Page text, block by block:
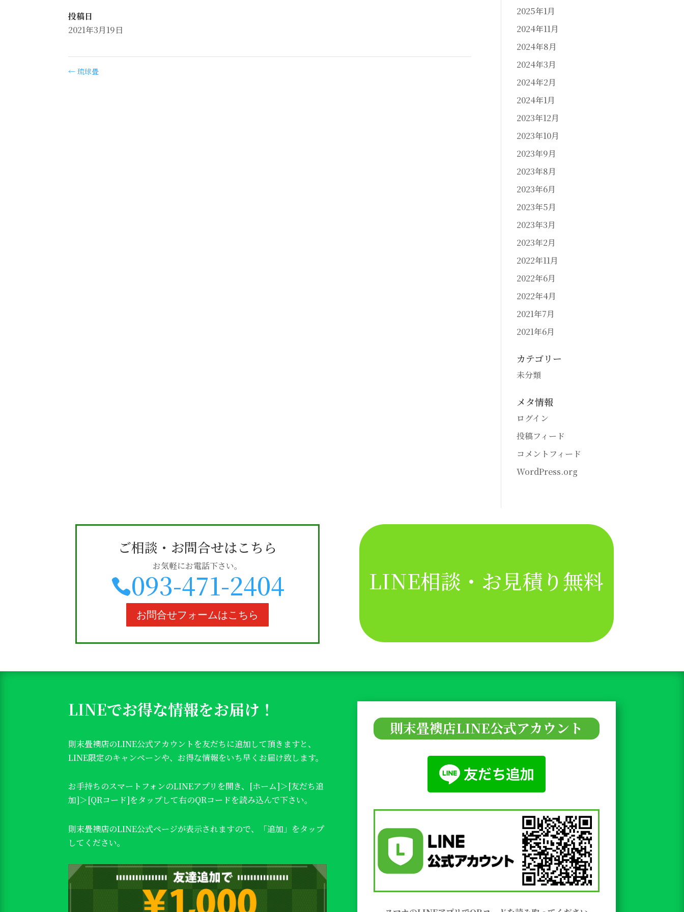
投稿日
2021年3月19日
← 琉球畳
2025年1月
2024年11月
2024年8月
2024年3月
2024年2月
2024年1月
2023年12月
2023年10月
2023年9月
2023年8月
2023年6月
2023年5月
2023年3月
2023年2月
2022年11月
2022年6月
2022年4月
2021年7月
2021年6月
カテゴリー
未分類
メタ情報
ログイン
投稿フィード
コメントフィード
WordPress.org
ご相談・お問合せはこちら
お気軽にお電話下さい。
093-471-2404
お問合せフォームはこちら
LINE相談・お見積り無料
LINEでお得な情報をお届け！
則末畳襖店のLINE公式アカウントを友だちに追加して頂きますと、
LINE限定のキャンペーンや、お得な情報をいち早くお届け致します。
お手持ちのスマートフォンのLINEアプリを開き、 [ホーム]＞[友だち追
加]＞[QRコード]をタップして右のQRコードを読み込んで下さい。
則末畳襖店のLINE公式ページが表示されますので、「追加」をタップ
してください。
則末畳襖店LINE公式アカウント